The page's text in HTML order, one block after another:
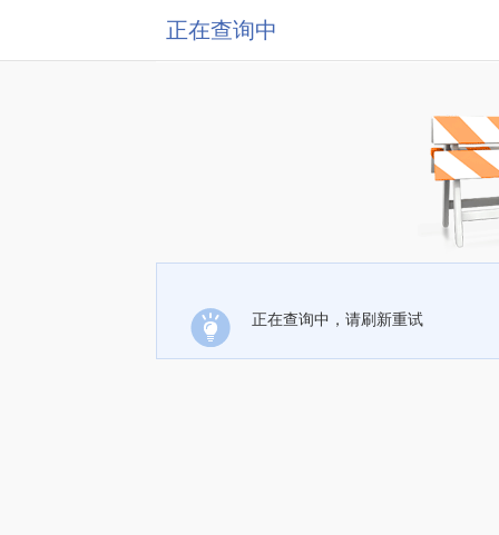
正在查询中
正在查询中，请刷新重试